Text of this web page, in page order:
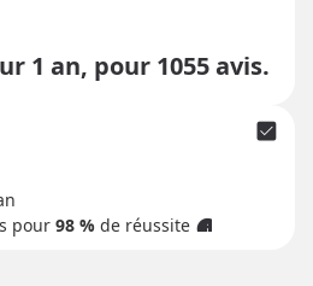
1 an, pour 1055avis.
check_box
pour 98 % de réussite info